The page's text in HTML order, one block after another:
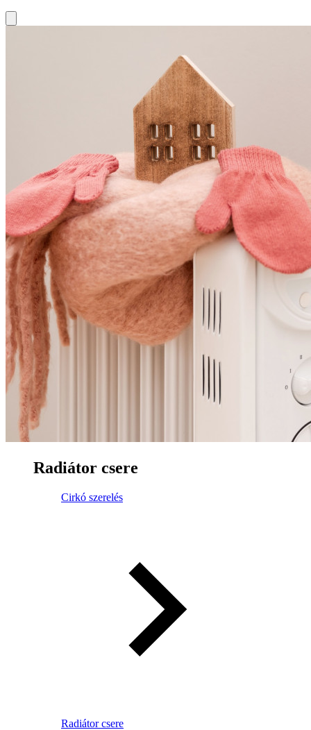
Radiátor csere
Cirkó szerelés
Radiátor csere